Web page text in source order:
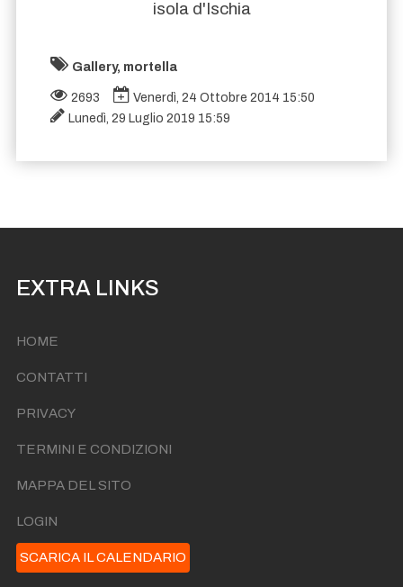
isola d'Ischia
Gallery, mortella
2693
Venerdì, 24 Ottobre 2014 15:50
Lunedì, 29 Luglio 2019 15:59
EXTRA LINKS
HOME
CONTATTI
PRIVACY
TERMINI E CONDIZIONI
MAPPA DEL SITO
LOGIN
SCARICA IL CALENDARIO